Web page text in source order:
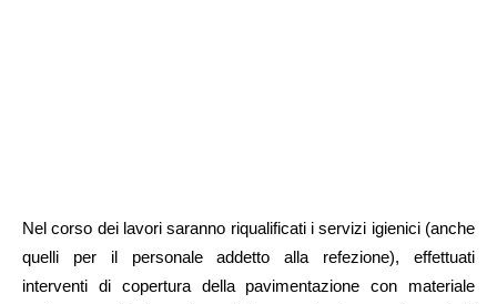
Nel corso dei lavori saranno riqualificati i servizi igienici (anche
quelli per il personale addetto alla refezione), effettuati
interventi di copertura della pavimentazione con materiale